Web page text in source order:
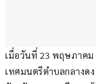
เมื่อวันที่ 23 พฤษภาคม
เทศมนตรีตำบลกลางด